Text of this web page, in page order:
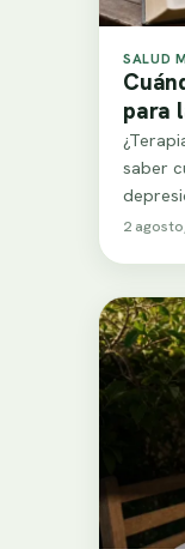
SALUD
para
saber
2